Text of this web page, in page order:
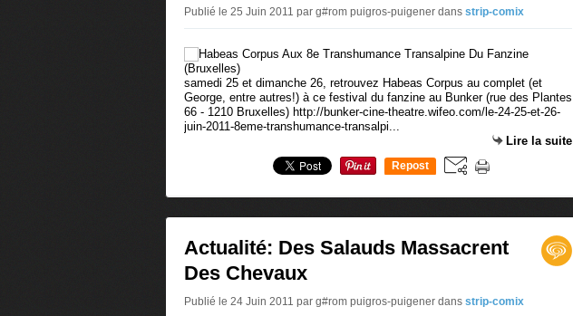
Publié le 25 Juin 2011 par g#rom puigros-puigener dans strip-comix
samedi 25 et dimanche 26, retrouvez Habeas Corpus au complet (et
George, entre autres!) à ce festival du fanzine au Bunker (rue des Plantes
66 - 1210 Bruxelles) http://bunker-cine-theatre.wifeo.com/le-24-25-et-26-
juin-2011-8eme-transhumance-transalpi...
Lire la suite
Repost
Actualité: Des Salauds Massacrent
Des Chevaux
Publié le 24 Juin 2011 par g#rom puigros-puigener dans strip-comix